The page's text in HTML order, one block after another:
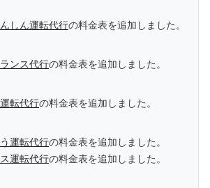
しん運転代行の料金表を追加しました。
ンス代行の料金表を追加しました。
転代行の料金表を追加しました。
運転代行の料金表を追加しました。
運転代行の料金表を追加しました。